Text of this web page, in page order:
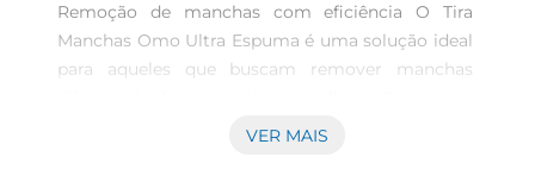
Remoção de manchas com eficiência O Tira
Manchas Omo Ultra Espuma é uma solução ideal
para aqueles que buscam remover manchas
fórmula especialmente desenvolvida, esse
VER MAIS